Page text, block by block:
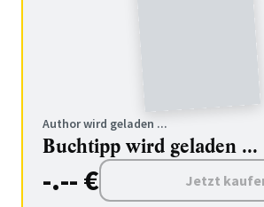
Author wird geladen ...
Buchtipp wird geladen ...
-.-- € Jetzt